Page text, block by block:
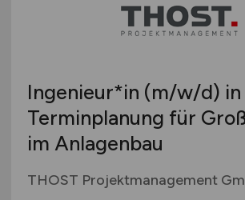
Ingenieur*in (m/w/d)
Terminplanung für
im Anlagenbau
THOST Projektmanagement